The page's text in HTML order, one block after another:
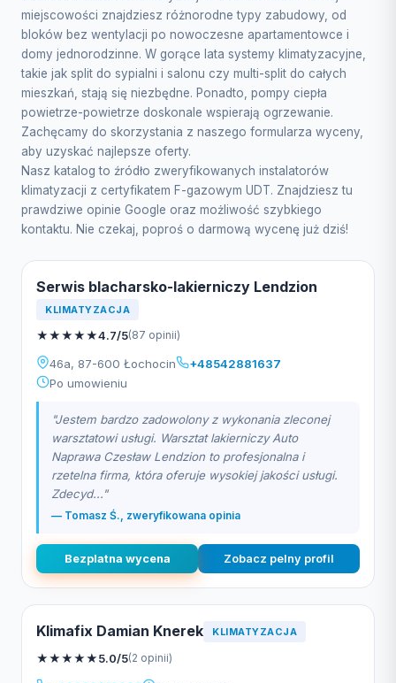
miejscowości znajdziesz różnorodne typy zabudowy, od
bloków bez wentylacji po nowoczesne apartamentowce i
domy jednorodzinne. W gorące lata systemy klimatyzacyjne,
takie jak split do sypialni i salonu czy multi-split do całych
mieszkań, stają się niezbędne. Ponadto, pompy ciepła
powietrze-powietrze doskonale wspierają ogrzewanie.
Zachęcamy do skorzystania z naszego formularza wyceny,
aby uzyskać najlepsze oferty.
Nasz katalog to źródło zweryfikowanych instalatorów
klimatyzacji z certyfikatem F-gazowym UDT. Znajdziesz tu
prawdziwe opinie Google oraz możliwość szybkiego
kontaktu. Nie czekaj, poproś o darmową wycenę już dziś!
Serwis blacharsko-lakierniczy Lendzion
KLIMATYZACJA
★★★★★4.7/5(87 opinii)
46a, 87-600 Łochocin
+48542881637
Po umowieniu
"Jestem bardzo zadowolony z wykonania zleconej
warsztatowi usługi. Warsztat lakierniczy Auto
Naprawa Czesław Lendzion to profesjonalna i
rzetelna firma, która oferuje wysokiej jakości usługi.
Zdecyd..."
— Tomasz Ś., zweryfikowana opinia
Bezplatna wycena Zobacz pelny profil
Klimafix Damian Knerek KLIMATYZACJA
★★★★★5.0/5(2 opinii)